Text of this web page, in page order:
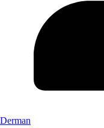
Derman